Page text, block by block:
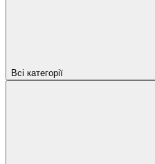
Всі категорії